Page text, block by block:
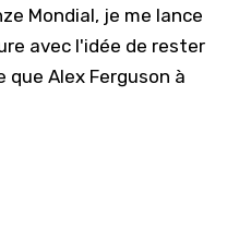
Mondial, je me lance
avec l'idée de rester
Alex Ferguson à